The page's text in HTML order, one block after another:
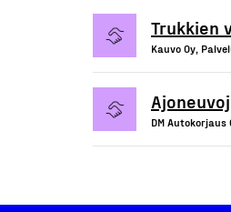
Trukkien
Kauvo Oy,
DM Autokorjaus